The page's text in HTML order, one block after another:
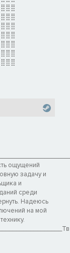
ощущений
задачу и
и
среди
Надеюсь
на мой